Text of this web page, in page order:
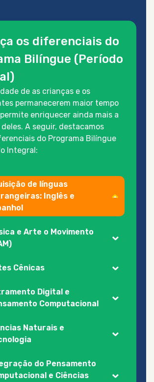
os diferenciais do
Bilíngue (Período
de as crianças e os
permanecerem maior tempo
enriquecer ainda mais a
A seguir, destacamos
do Programa Bilíngue
Integral:
de línguas
Inglês e
e Arte o Movimento
Cênicas
Digital e
Computacional
Naturais e
do Pensamento
e Ciências